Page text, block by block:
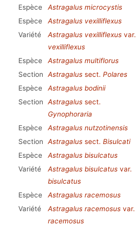
Espèce Astragalus microcystis
Espèce
Astragalus vexilliflexus
Variété
Astragalus vexilliflexus var.
vexilliflexus
Espèce Astragalus multiflorus
Section
Astragalus sect. Polares
Espèce
Astragalus bodinii
Section
Astragalus sect.
Gynophoraria
Espèce Astragalus nutzotinensis
Section
Astragalus sect. Bisulcati
Espèce
Astragalus bisulcatus
Variété
Astragalus bisulcatus var.
bisulcatus
Espèce Astragalus racemosus
Variété
Astragalus racemosus var.
racemosus